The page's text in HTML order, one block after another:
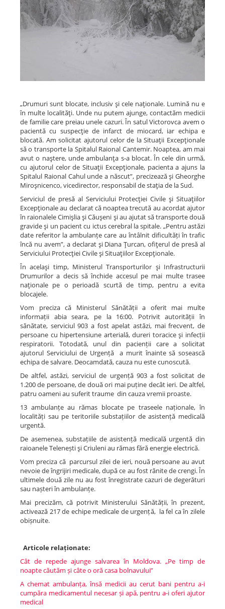
„Drumuri sunt blocate, inclusiv şi cele naţionale. Lumină nu e
în multe localităţi. Unde nu putem ajunge, contactăm medicii
de familie care preiau unele cazuri. În satul Victorovca avem o
pacientă cu suspecţie de infarct de miocard, iar echipa e
blocată. Am solicitat ajutorul celor de la Situaţii Excepţionale
să o transporte la Spitalul Raional Cantemir. Noaptea, am mai
avut o naştere, unde ambulanţa s-a blocat. În cele din urmă,
cu ajutorul celor de Situaţii Excepţionale, pacienta a ajuns la
Spitalul Raional Cahul unde a născut”, precizează şi Gheorghe
Miroşnicenco, vicedirector, responsabil de staţia de la Sud.
Serviciul de presă al Serviciului Protecţiei Civile şi Situaţiilor
Excepţionale au declarat că noaptea trecută au acordat ajutor
în raionalele Cimişlia şi Căuşeni şi au ajutat să transporte două
gravide şi un pacient cu ictus cerebral la spitale. „Pentru astăzi
date referitor la ambulanțe care au întâlnit dificultăți în trafic
încă nu avem”, a declarat şi Diana Ţurcan, ofiţerul de presă al
Serviciului Protecţiei Civile şi Situaţiilor Excepţionale.
În acelaşi timp, Ministerul Transporturilor şi Infrastructurii
Drumurilor a decis să închide accesul pe mai multe trasee
naţionale pe o perioadă scurtă de timp, pentru a evita
blocajele.
Vom preciza că Ministerul Sănătății a oferit mai multe
informații abia seara, pe la 16:00. Potrivit autorității în
sănătate, serviciul 903 a fost apelat astăzi, mai frecvent, de
persoane cu hipertensiune arterială, dureri toracice şi infecții
respiratorii. Totodată, unul din pacienții care a solicitat
ajutorul Serviciului de Urgență a murit înainte să sosească
echipa de salvare. Deocamdată, cauza nu este cunoscută.
De altfel, astăzi, serviciul de urgență 903 a fost solicitat de
1.200 de persoane, de două ori mai puține decât ieri. De altfel,
patru oameni au suferit traume din cauza vremii proaste.
13 ambulanțe au rămas blocate pe traseele naționale, în
localități sau pe teritoriile substațiilor de asistență medicală
urgentă.
De asemenea, substațiile de asistență medicală urgentă din
raioanele Telenești şi Criuleni au rămas fără energie electrică.
Vom preciza că parcursul zilei de ieri, nouă persoane au avut
nevoie de îngrijiri medicale, după ce au fost rănite de crengi. În
ultimele două zile nu au fost înregistrate cazuri de degerături
sau nașteri în ambulanțe.
Mai precizăm, că potrivit Ministerului Sănătății, în prezent,
activează 217 de echipe medicale de urgență, la fel ca în zilele
obișnuite.
Articole relaționate:
Cât de repede ajunge salvarea în Moldova. „Pe timp de
noapte căutăm și câte o oră casa bolnavului”
A chemat ambulanța, însă medicii au cerut bani pentru a-i
cumpăra medicamentul necesar și apă, pentru a-i oferi ajutor
medical